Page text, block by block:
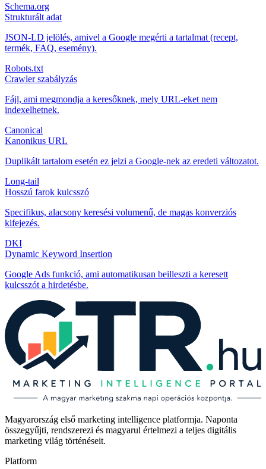
Schema.org
Strukturált adat
JSON-LD jelölés, amivel a Google megérti a tartalmat (recept,
termék, FAQ, esemény).
Robots.txt
Crawler szabályzás
Fájl, ami megmondja a keresőknek, mely URL-eket nem
indexelhetnek.
Canonical
Kanonikus URL
Duplikált tartalom esetén ez jelzi a Google-nek az eredeti változatot.
Long-tail
Hosszú farok kulcsszó
Specifikus, alacsony keresési volumenű, de magas konverziós
kifejezés.
DKI
Dynamic Keyword Insertion
Google Ads funkció, ami automatikusan beilleszti a keresett
kulcsszót a hirdetésbe.
Magyarország első marketing intelligence platformja. Naponta
összegyűjti, rendszerezi és magyarul értelmezi a teljes digitális
marketing világ történéseit.
Platform